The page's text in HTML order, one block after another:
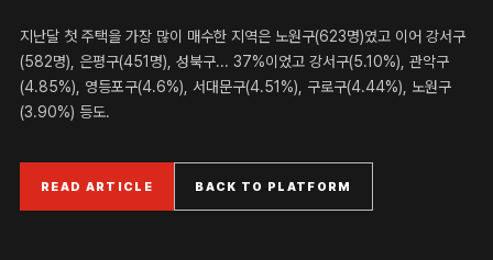
지난달 첫 주택을 가장 많이 매수한 지역은 노원구(623명)였고 이어 강서구
(582명), 은평구(451명), 성북구... 37%이었고 강서구(5.10%), 관악구
(4.85%), 영등포구(4.6%), 서대문구(4.51%), 구로구(4.44%), 노원구
(3.90%) 등도.
READ ARTICLE BACK TO PLATFORM